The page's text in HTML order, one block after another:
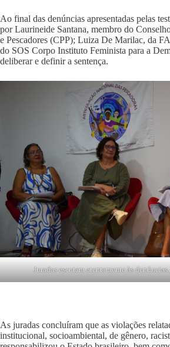
Ao final das denúncias apresentadas pelas
por Laurineide Santana, membro do
e Pescadores (CPP); Luiza De Marilac, da
do SOS Corpo Instituto Feminista para a
deliberar e definir a sentença.
Juradas escutam atentamente às
As juradas concluíram que as violações
institucional, socioambiental, de gênero,